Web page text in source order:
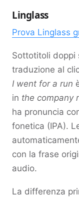
Linglass
Prova Linglass
Sottotitoli doppi
traduzione al
I went for a run
in the company
ha pronuncia
fonetica (IPA).
con la frase
audio.
La differenza